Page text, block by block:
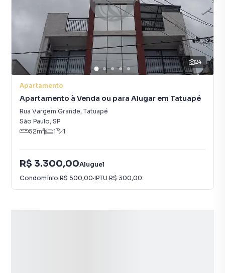
24
Apartamento
Apartamento à Venda ou para Alugar em Tatuapé
Rua Vargem Grande, Tatuapé
São Paulo, SP
52m² 1 1
R$ 3.300,00Aluguel
Condomínio R$ 500,00·IPTU R$ 300,00